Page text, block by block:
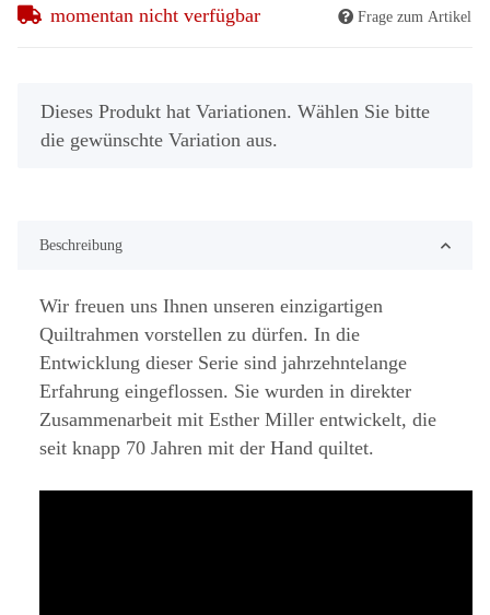
momentan nicht verfügbar Frage zum Artikel
x
Dieses Produkt hat Variationen. Wählen Sie bitte
die gewünschte Variation aus.
Beschreibung
Wir freuen uns Ihnen unseren einzigartigen
Quiltrahmen vorstellen zu dürfen. In die
Entwicklung dieser Serie sind jahrzehntelange
Erfahrung eingeflossen. Sie wurden in direkter
Zusammenarbeit mit Esther Miller entwickelt, die
seit knapp 70 Jahren mit der Hand quiltet.